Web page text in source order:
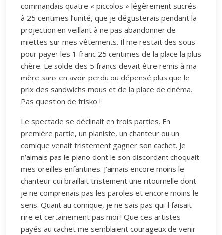
commandais quatre « piccolos » légèrement sucrés
à 25 centimes l’unité, que je dégusterais pendant la
projection en veillant à ne pas abandonner de
miettes sur mes vêtements. Il me restait des sous
pour payer les 1 franc 25 centimes de la place la plus
chère. Le solde des 5 francs devait être remis à ma
mère sans en avoir perdu ou dépensé plus que le
prix des sandwichs mous et de la place de cinéma.
Pas question de frisko !
Le spectacle se déclinait en trois parties. En
première partie, un pianiste, un chanteur ou un
comique venait tristement gagner son cachet. Je
n’aimais pas le piano dont le son discordant choquait
mes oreilles enfantines. J’aimais encore moins le
chanteur qui braillait tristement une ritournelle dont
je ne comprenais pas les paroles et encore moins le
sens. Quant au comique, je ne sais pas qui il faisait
rire et certainement pas moi ! Que ces artistes
payés au cachet me semblaient courageux de venir